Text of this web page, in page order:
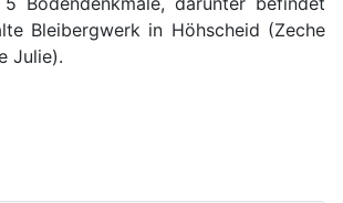
Bleibergwerk in Höhscheid (Zeche
Julie).
Bergbau in Remscheid